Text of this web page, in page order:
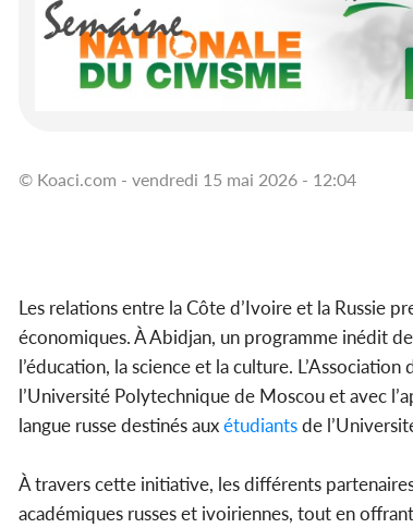
© Koaci.com - vendredi 15 mai 2026 - 12:04
Les relations entre la Côte d’Ivoire et la Russie
économiques. À Abidjan, un programme inédit
l’éducation, la science et la culture.
l’Université Polytechnique de Moscou et avec
langue russe destinés auxétudiantsde
À travers cette initiative, les différents
académiques russes et ivoiriennes, tout en